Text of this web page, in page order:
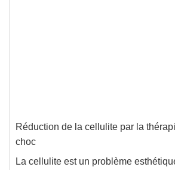
Réduction de la cellulite par la
choc
La cellulite est un problème